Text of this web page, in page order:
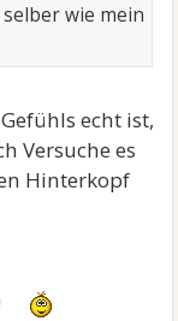
wie mein
echt ist,
Versuche es
Hinterkopf